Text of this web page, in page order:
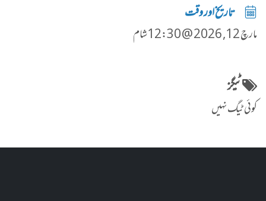
تاریخ اور وقت
مارچ 12, 2026 @ 12:30شام
ٹیگز
کوئی ٹیگ نہیں